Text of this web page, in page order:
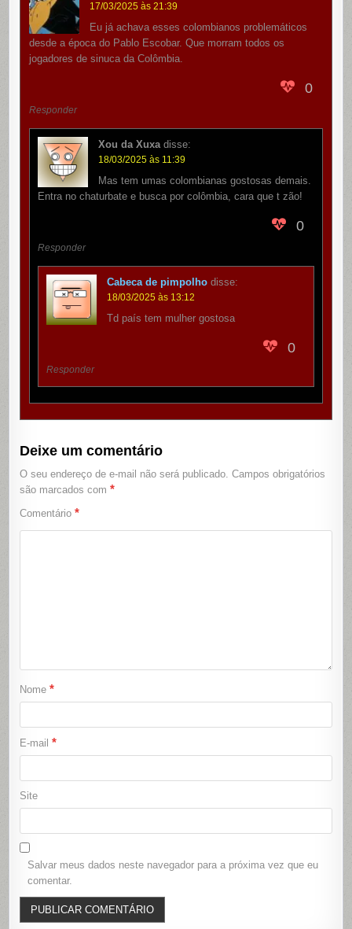
17/03/2025 às 21:39
Eu já achava esses colombianos problemáticos
desde a época do Pablo Escobar. Que morram todos os
jogadores de sinuca da Colômbia.
0
Responder
Xou da Xuxa disse:
18/03/2025 às 11:39
Mas tem umas colombianas gostosas demais.
Entra no chaturbate e busca por colômbia, cara que t zão!
0
Responder
Cabeca de pimpolho disse:
18/03/2025 às 13:12
Td país tem mulher gostosa
0
Responder
Deixe um comentário
O seu endereço de e-mail não será publicado. Campos obrigatórios
são marcados com*
Comentário*
Nome*
E-mail*
Site
Salvar meus dados neste navegador para a próxima vez que eu
comentar.